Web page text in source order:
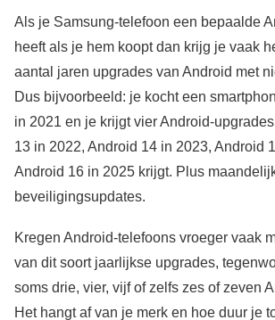
Als je Samsung-telefoon een bepaalde
heeft als je hem koopt dan krijg je vaak
aantal jaren upgrades van Android met
Dus bijvoorbeeld: je kocht een
in 2021 en je krijgt vier Android-
13 in 2022, Android 14 in 2023, Android
Android 16 in 2025 krijgt. Plus
beveiligingsupdates.
Kregen Android-telefoons vroeger vaak
van dit soort jaarlijkse upgrades,
soms drie, vier, vijf of zelfs zes of zeven
Het hangt af van je merk en hoe duur je